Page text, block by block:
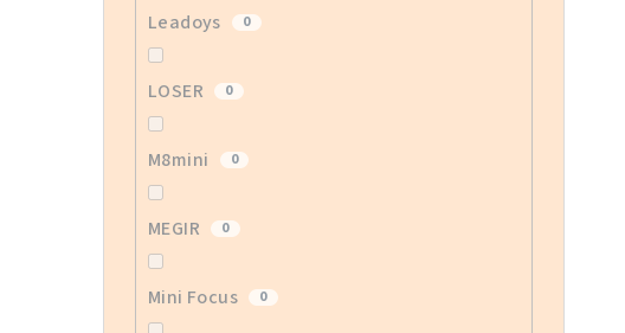
Leadoys 0
LOSER 0
M8mini 0
MEGIR 0
Mini Focus 0